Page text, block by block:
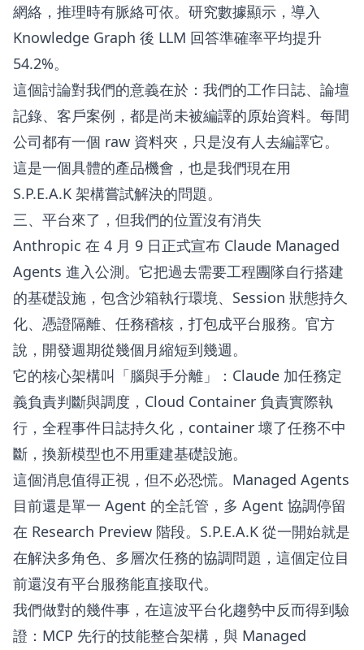
網絡，推理時有脈絡可依。研究數據顯示，導入
Knowledge Graph 後 LLM 回答準確率平均提升
54.2%。
這個討論對我們的意義在於：我們的工作日誌、論壇
記錄、客戶案例，都是尚未被編譯的原始資料。每間
公司都有一個 raw 資料夾，只是沒有人去編譯它。
這是一個具體的產品機會，也是我們現在用
S.P.E.A.K 架構嘗試解決的問題。
三、平台來了，但我們的位置沒有消失
Anthropic 在 4 月 9 日正式宣布 Claude Managed
Agents 進入公測。它把過去需要工程團隊自行搭建
的基礎設施，包含沙箱執行環境、Session 狀態持久
化、憑證隔離、任務稽核，打包成平台服務。官方
說，開發週期從幾個月縮短到幾週。
它的核心架構叫「腦與手分離」：Claude 加任務定
義負責判斷與調度，Cloud Container 負責實際執
行，全程事件日誌持久化，container 壞了任務不中
斷，換新模型也不用重建基礎設施。
這個消息值得正視，但不必恐慌。Managed Agents
目前還是單一 Agent 的全託管，多 Agent 協調停留
在 Research Preview 階段。S.P.E.A.K 從一開始就是
在解決多角色、多層次任務的協調問題，這個定位目
前還沒有平台服務能直接取代。
我們做對的幾件事，在這波平台化趨勢中反而得到驗
證：MCP 先行的技能整合架構，與 Managed